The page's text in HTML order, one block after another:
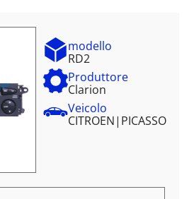
modello
RD2
Produttore
Clarion
Veicolo
CITROEN| PICASSO